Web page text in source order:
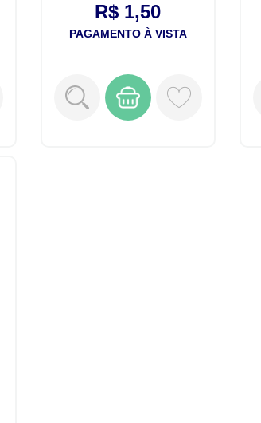
R$ 1,50
PAGAMENTO À VISTA